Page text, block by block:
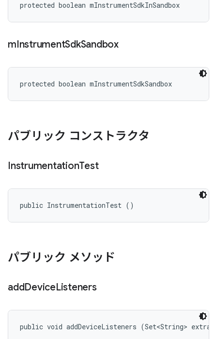
protected boolean mInstrumentSdkInSandbox
mInstrumentSdkSandbox
protected boolean mInstrumentSdkSandbox
パブリック コンストラクタ
InstrumentationTest
public InstrumentationTest ()
パブリック メソッド
addDeviceListeners
public void addDeviceListeners (Set<String>